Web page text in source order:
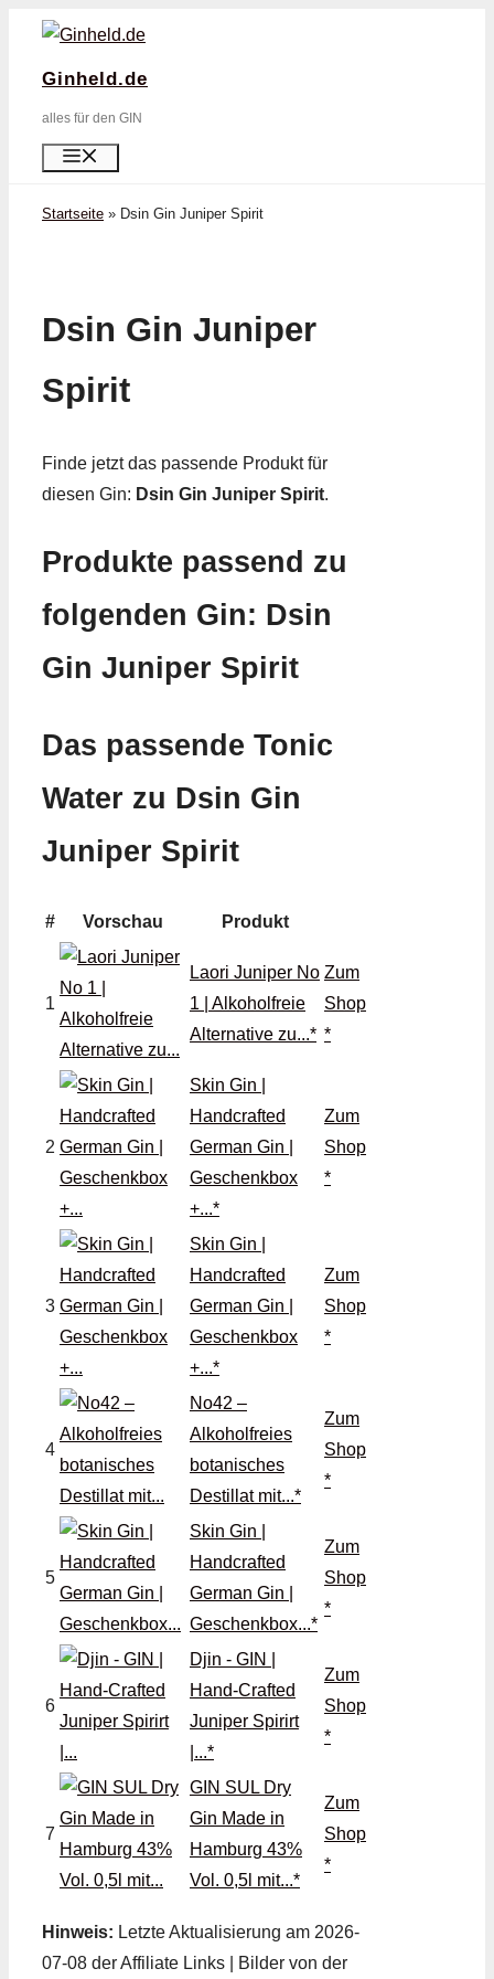
Zum
springen
Ginheld.de
alles für den GIN
Startseite » Dsin Gin Juniper Spirit
Dsin Gin Juniper
Spirit
Finde jetzt das passende Produkt für
diesen Gin: Dsin Gin Juniper Spirit.
Produkte passend zu
folgenden Gin: Dsin
Gin Juniper Spirit
Das passende Tonic
Water zu Dsin Gin
Juniper Spirit
# Vorschau Produkt
1
Laori Juniper No
1 | Alkoholfreie
Alternative zu...*
Zum
Shop
*
2
Skin Gin |
Handcrafted
German Gin |
Geschenkbox
+...*
Zum
Shop
*
3
Skin Gin |
Handcrafted
German Gin |
Geschenkbox
+...*
Zum
Shop
*
4
No42 –
Alkoholfreies
botanisches
Destillat mit...*
Zum
Shop
*
5
Skin Gin |
Handcrafted
German Gin |
Geschenkbox...*
Zum
Shop
*
6
Djin - GIN |
Hand-Crafted
Juniper Spirirt
|...*
Zum
Shop
*
7
GIN SUL Dry
Gin Made in
Hamburg 43%
Vol. 0,5l mit...*
Zum
Shop
*
Hinweis: Letzte Aktualisierung am 2026-
07-08 der Affiliate Links | Bilder von der